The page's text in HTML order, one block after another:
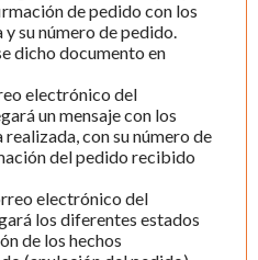
de pedido con los
su número de pedido.
dicho documento en
electrónico del
un mensaje con los
con su número de
del pedido recibido
electrónico del
los diferentes estados
de los hechos